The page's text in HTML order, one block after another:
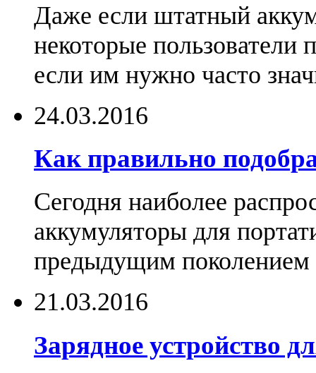
Даже если штатный
некоторые пользователи
если им нужно часто
24.03.2016
Как правильно
Сегодня наиболее
аккумуляторы для
предыдущим поколением
21.03.2016
Зарядное устройство